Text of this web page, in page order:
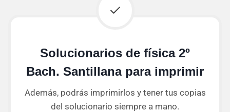
Solucionarios de física 2º
Bach. Santillana para imprimir
Además, podrás imprimirlos y tener tus copias
del solucionario siempre a mano.